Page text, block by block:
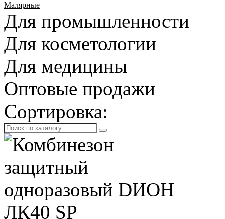
Малярные
Для промышленности
Для косметологии
Для медицины
Оптовые продажи
Сортировка: